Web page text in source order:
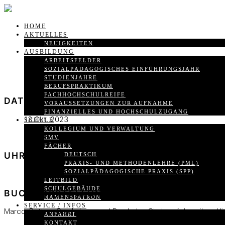
HOME
AKTUELLES
NEUIGKEITEN
AUSBILDUNG
ARBEITSFELDER
SOZIALPÄDAGOGISCHES EINFÜHRUNGSJAHR
STUDIENJAHRE
BERUFSPRAKTIKUM
FACHHOCHSCHULREIFE
VORAUSSETZUNGEN ZUR AUFNAHME
FINANZIELLES UND HOCHSCHULZUGANG
SCHULE
KOLLEGIUM UND VERWALTUNG
SMV
FÄCHER
DEUTSCH
PRAXIS- UND METHODENLEHRE (PML)
SOZIALPÄDAGOGISCHE PRAXIS (SPP)
LEITBILD
SCHULGEBÄUDE
NAMENSPATRON
SERVICE / INFOS
ANFAHRT
KONTAKT
DATUM
13.Okt..2023
Vorbei!
UHRZEIT
BUCHVORSTELLUNG „HERZ UND
Marco, Bettina, Sarah, Lena und Ben laden Sie herzlich zu ihrer